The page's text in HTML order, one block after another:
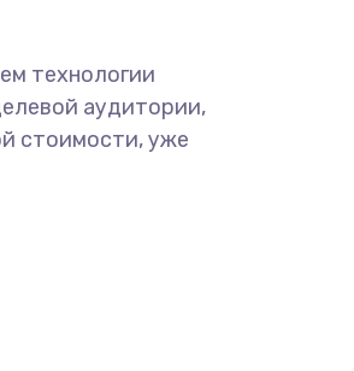
технологии
аудитории,
стоимости, уже